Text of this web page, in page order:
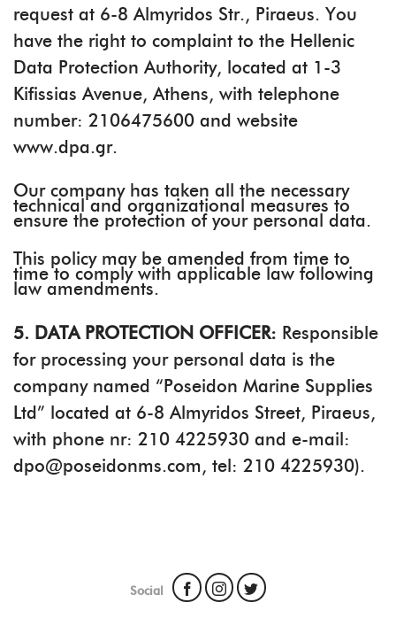
request at 6-8 Almyridos Str., Piraeus. You
have the right to complaint to the Hellenic
Data Protection Authority, located at 1-3
Kifissias Avenue, Athens, with telephone
number: 2106475600 and website
www.dpa.gr.
Our company has taken all the necessary
technical and organizational measures to
ensure the protection of your personal data.
This policy may be amended from time to
time to comply with applicable law following
law amendments.
5. DATA PROTECTION OFFICER: Responsible
for processing your personal data is the
company named “Poseidon Marine Supplies
Ltd” located at 6-8 Almyridos Street, Piraeus,
with phone nr: 210 4225930 and e-mail:
dpo@poseidonms.com, tel: 210 4225930).
Social